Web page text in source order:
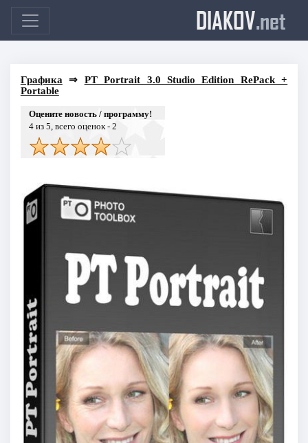
DIAKOV.net
Графика ⇒ PT Portrait 3.0 Studio Edition RePack +
Portable
Оцените новость / программу!
4из 5, всего оценок - 2